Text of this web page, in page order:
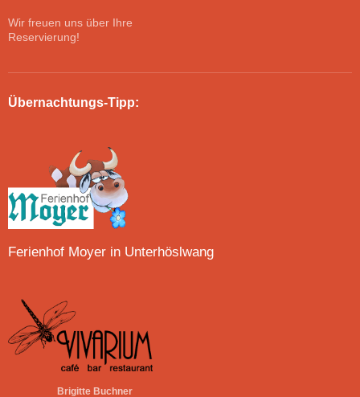
Wir freuen uns über Ihre
Reservierung!
Übernachtungs-Tipp:
Ferienhof Moyer in Unterhöslwang
Brigitte Buchner